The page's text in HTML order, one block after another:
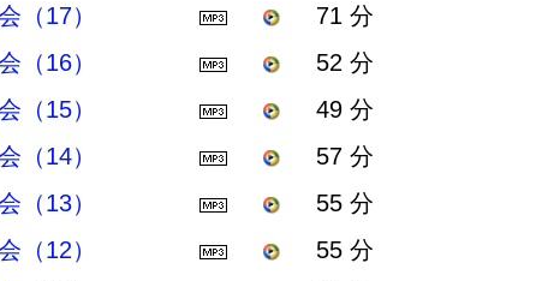
（17）
71 分
（16）
52 分
（15）
49 分
（14）
57 分
（13）
55 分
（12）
55 分